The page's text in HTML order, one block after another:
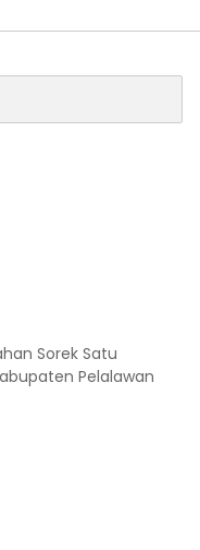
Sorek Satu
Pelalawan